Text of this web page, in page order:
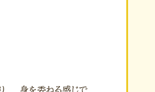
、 身を委ねる感じで